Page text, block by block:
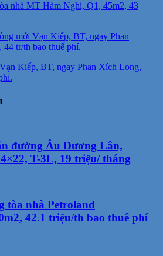
nhà MT Hàm Nghi, Q1, 45m2, 43
Kiếp, BT, ngay Phan Xích Long,
đường Âu Dương Lân,
T-3L, 19 triệu/ tháng
tòa nhà Petroland
42.1 triệu/th bao thuê phí